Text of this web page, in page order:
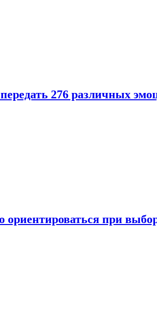
276 различных
при